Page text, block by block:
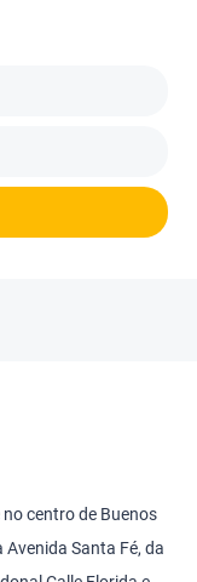
centro de Buenos
Santa Fé, da